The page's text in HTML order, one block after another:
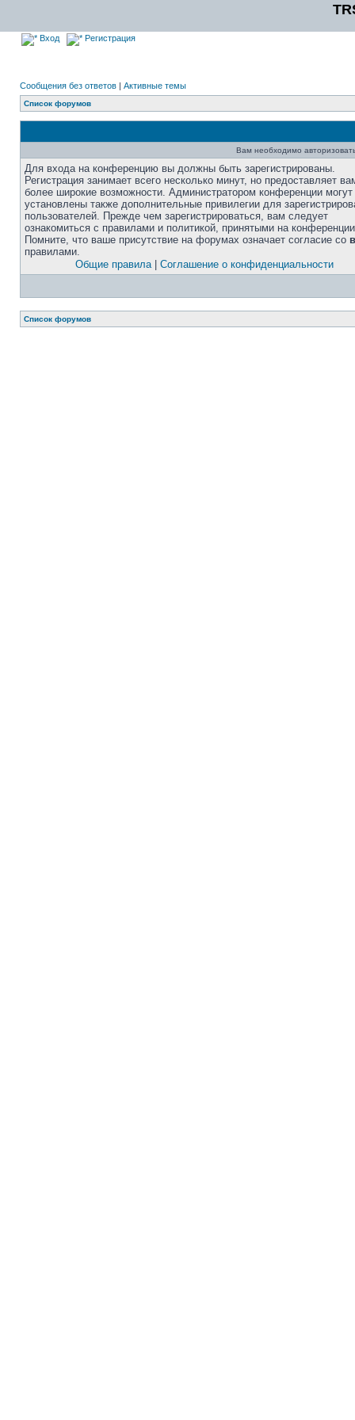
Вход Регистрация
Сообщения без ответов | Активные темы
Список форумов
Вам необходимо
Для входа на конференцию вы должны быть зарегистрированы.
Регистрация занимает всего несколько минут, но предоставляет
более широкие возможности. Администратором конференции
установлены также дополнительные привилегии для
пользователей. Прежде чем зарегистрироваться, вам следует
ознакомиться с правилами и политикой, принятыми на
Помните, что ваше присутствие на форумах означает согласие со
правилами.
Общие правила| Соглашение о конфиденциальности
Список форумов